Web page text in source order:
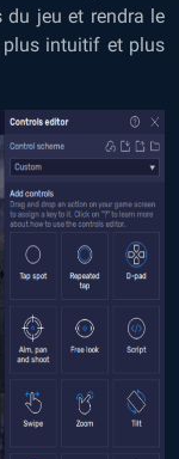
du jeu et rendra le
plus intuitif et plus